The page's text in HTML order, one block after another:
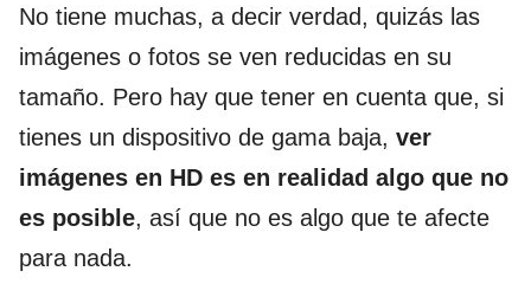
No tiene muchas, a decir verdad, quizás las
imágenes o fotos se ven reducidas en su
tamaño. Pero hay que tener en cuenta que, si
tienes un dispositivo de gama baja, ver
imágenes en HD es en realidad algo que no
es posible, así que no es algo que te afecte
para nada.